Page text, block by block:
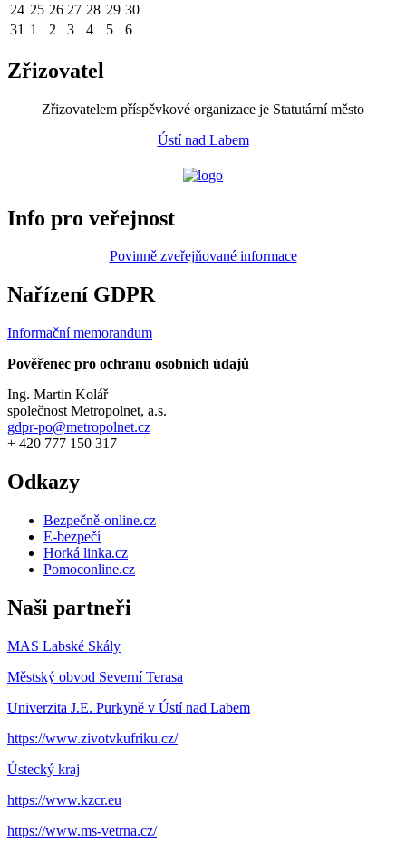
24 25 26 27 28 29 30
31 1 2 3 4 5 6
Zřizovatel
Zřizovatelem příspěvkové organizace je Statutární město
Ústí nad Labem
Info pro veřejnost
Povinně zveřejňované informace
Nařízení GDPR
Informační memorandum
Pověřenec pro ochranu osobních údajů
Ing. Martin Kolář
společnost Metropolnet, a.s.
gdpr-po@metropolnet.cz
+ 420 777 150 317
Odkazy
Bezpečně-online.cz
E-bezpečí
Horká linka.cz
Pomoconline.cz
Naši partneři
MAS Labské Skály
Městský obvod Severní Terasa
Univerzita J.E. Purkyně v Ústí nad Labem
https://www.zivotvkufriku.cz/
Ústecký kraj
https://www.kzcr.eu
https://www.ms-vetrna.cz/